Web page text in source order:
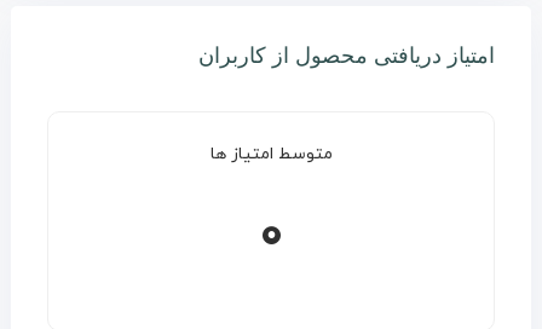
امتیاز دریافتی محصول از کاربران
متوسط امتیاز ها
0